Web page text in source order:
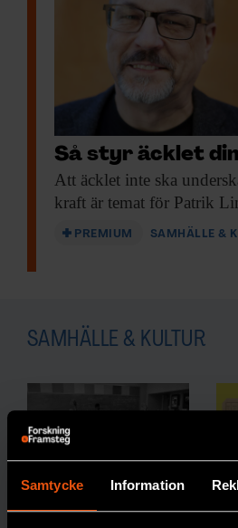
Samtycke Information
Så styr äcklet
Att äcklet inte ska
kraft är temat för Patrik
PREMIUM SAMHÄLLE &
SAMHÄLLE & KULTUR
Colemans